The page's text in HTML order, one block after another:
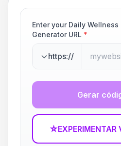
Enter your Daily Wellness
Generator URL *
https://
Gerar
☆EXPERIMENTAR